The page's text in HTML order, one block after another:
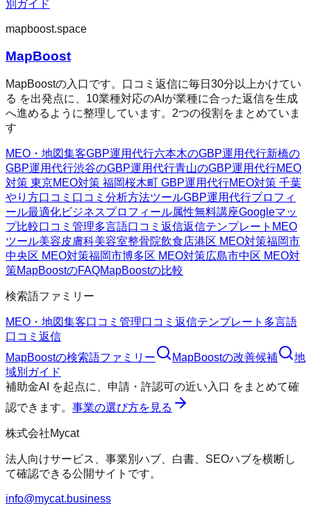
別ガイド
mapboost.space
MapBoost
MapBoostの入口です。口コミ返信に毎日30分以上かけてい
る を出発点に、10業種対応のAIが業種に合った返信を生成
へ進めるように整理しています。2つの役割をまとめていま
す
MEO・地図集客GBP運用代行六本木のGBP運用代行新橋の
GBP運用代行渋谷のGBP運用代行青山のGBP運用代行MEO
対策 東京MEO対策 福岡桜木町 GBP運用代行MEO対策 千葉
やり方口コミ 口コミ分析方法ツールGBP運用代行プロフィ
ール最適化ビジネスプロフィール属性無料講座Googleマッ
プ比較口コミ管理多言語口コミ返信返信テンプレート MEO
ツール美容皮膚科美容室整骨院飲食店港区 MEO対策福岡市
中央区 MEO対策福岡市博多区 MEO対策広島市中区 MEO対
策MapBoostのFAQMapBoostの比較
検索語ファミリー
MEO・地図集客口コミ管理口コミ返信テンプレート 多言語
口コミ返信
MapBoostの検索語ファミリー MapBoostの改善候補
地
域別ガイド
補助金AI
を起点に、 申請・許認可の近い入口 をまとめて確
認できます。 事業の選び方を見る
株式会社Mycat
法人向けサービス、事業別ハブ、白書、SEOハブを横断し
て確認できる公開サイトです。
info@mycat.business